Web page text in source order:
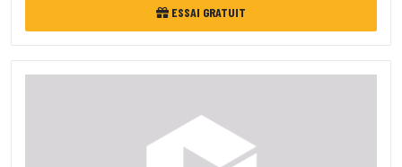
ESSAI GRATUIT